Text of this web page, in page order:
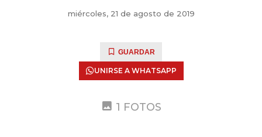
miércoles, 21 de agosto de 2019
GUARDAR
UNIRSE A WHATSAPP
1 FOTOS